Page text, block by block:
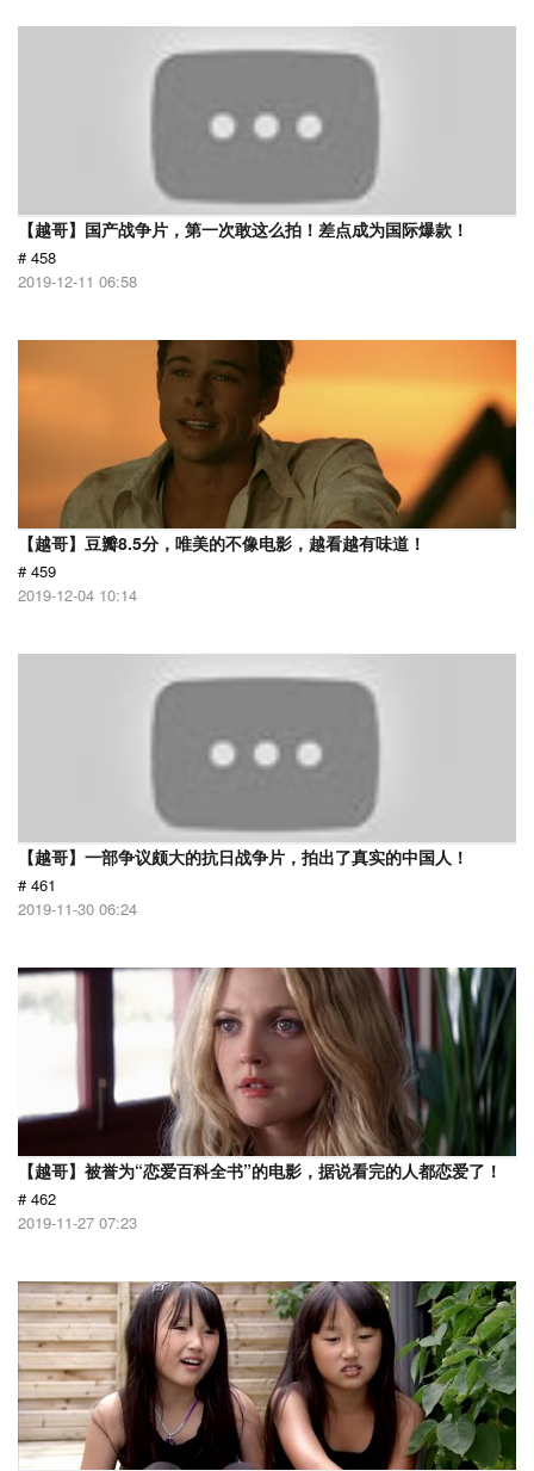
【越哥】国产战争片，第一次敢这么拍！差点成为国际爆款！
# 458
2019-12-11 06:58
【越哥】豆瓣8.5分，唯美的不像电影，越看越有味道！
# 459
2019-12-04 10:14
【越哥】一部争议颇大的抗日战争片，拍出了真实的中国人！
# 461
2019-11-30 06:24
【越哥】被誉为“恋爱百科全书”的电影，据说看完的人都恋爱了！
# 462
2019-11-27 07:23